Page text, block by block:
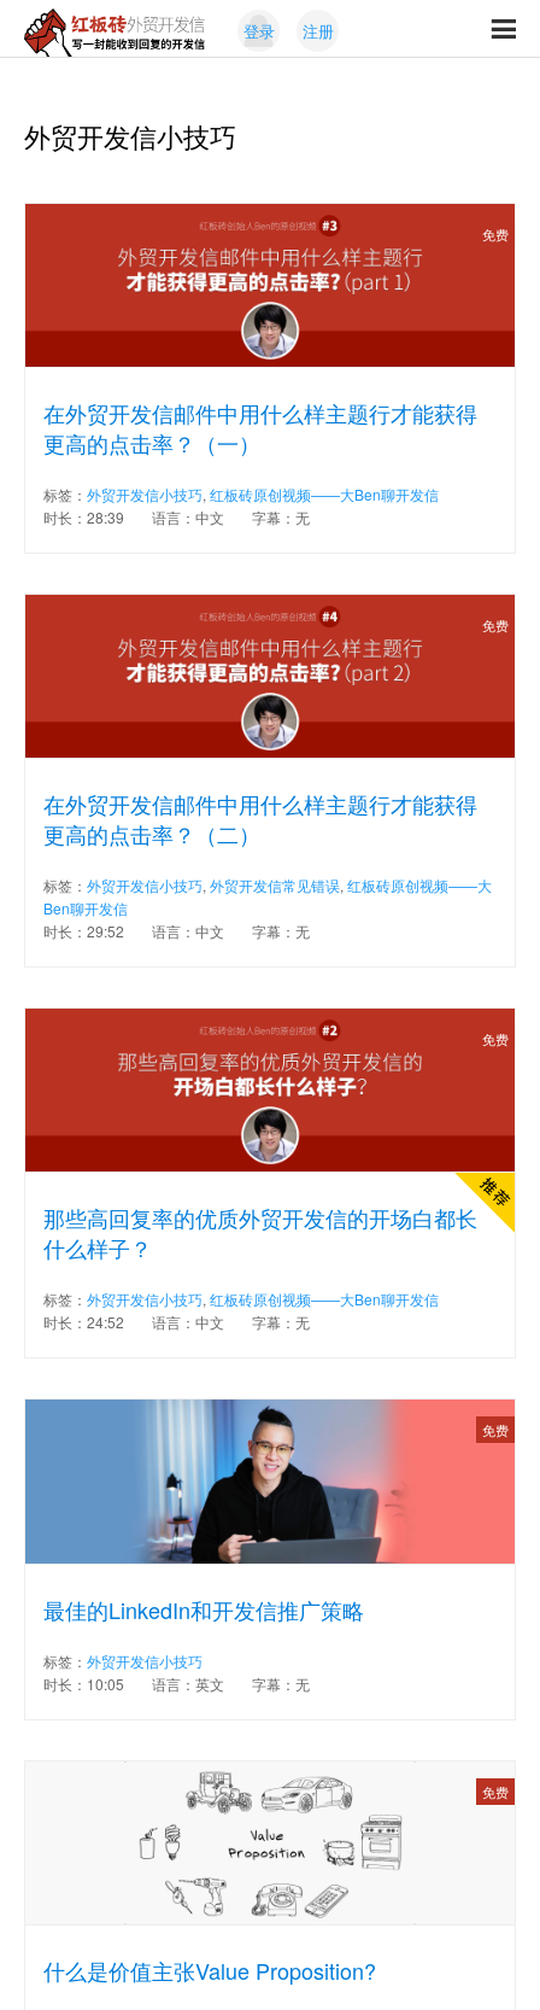
红
外
发
封
能
到
信
登录 注册
外贸开发信小技巧
在外贸开发信邮件中用什么样主题行才能获得
更高的点击率？（一）
免费
标签： 外贸开发信小技巧, 红板砖原创视频——大Ben聊开发信
时长：28:39
语言：中文 字幕：无
在外贸开发信邮件中用什么样主题行才能获得
更高的点击率？（二）
免费
标签： 外贸开发信小技巧, 外贸开发信常见错误, 红板砖原创视频——大
Ben聊开发信
时长：29:52
语言：中文 字幕：无
那些高回复率的优质外贸开发信的开场白都长
什么样子？
免费
标签： 外贸开发信小技巧,红板砖原创视频——大Ben聊开发信
时长：24:52
语言：中文 字幕：无
最佳的LinkedIn和开发信推广策略
免费
标签： 外贸开发信小技巧
时长：10:05
语言：英文 字幕：无
什么是价值主张Value Proposition?
免费